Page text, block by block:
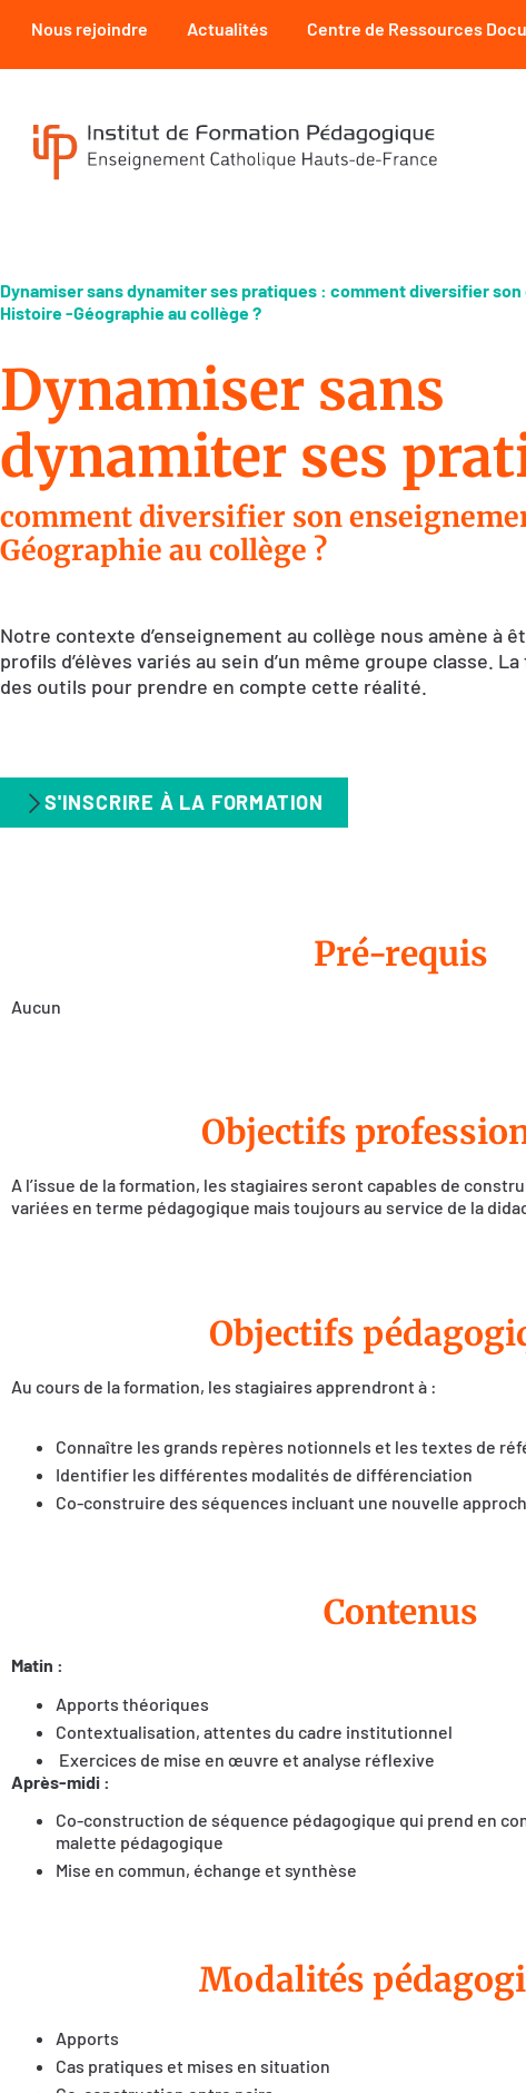
Nous rejoindre Actualités Centre de Ressources
Dynamiser sans dynamiter ses pratiques : comment diversifier
Histoire -Géographie au collège ?
Dynamiser sans
dynamiter ses
comment diversifier son
Géographie au collège ?
Notre contexte d’enseignement au collège nous amène à
profils d’élèves variés au sein d’un même groupe classe.
des outils pour prendre en compte cette réalité.
S'INSCRIRE À LA FORMATION
Pré-requis
Aucun
Objectifs
A l’issue de la formation, les stagiaires seront capables de
variées en terme pédagogique mais toujours au service de la
Objectifs
Au cours de la formation, les stagiaires apprendront à :
Connaître les grands repères notionnels et les textes de
Identifier les différentes modalités de différenciation
Co-construire des séquences incluant une nouvelle
Contenus
Matin :
Apports théoriques
Contextualisation, attentes du cadre institutionnel
Exercices de mise en œuvre et analyse réflexive
Après-midi :
Co-construction de séquence pédagogique qui prend en
malette pédagogique
Mise en commun, échange et synthèse
Modalités
Apports
Cas pratiques et mises en situation